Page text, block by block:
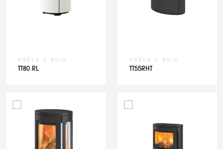
POÊLE À BOIS
TT80 RL
POÊLE À BOIS
TT55RHT